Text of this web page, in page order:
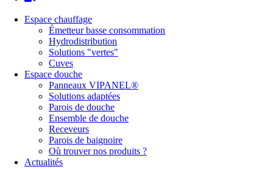
Espace chauffage
Émetteur basse consommation
Hydrodistribution
Solutions "vertes"
Cuves
Espace douche
Panneaux VIPANEL®
Solutions adaptées
Parois de douche
Ensemble de douche
Receveurs
Parois de baignoire
Où trouver nos produits ?
Actualités